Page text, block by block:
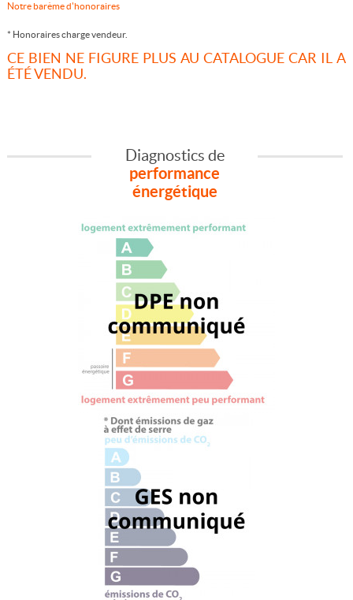
Notre barème d'honoraires
* Honoraires charge vendeur.
CE BIEN NE FIGURE PLUS AU CATALOGUE CAR IL A
ÉTÉ VENDU.
Diagnostics de
performance
énergétique